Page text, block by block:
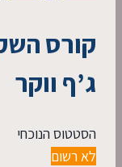
קורס
ג’ף ווקר
הסטטוס הנוכחי
לא רשום